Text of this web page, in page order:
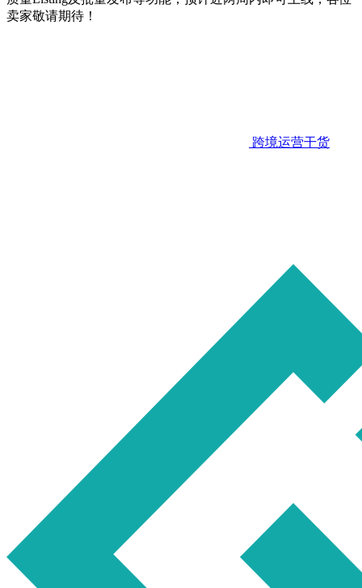
卖家敬请期待！
跨境运营干货